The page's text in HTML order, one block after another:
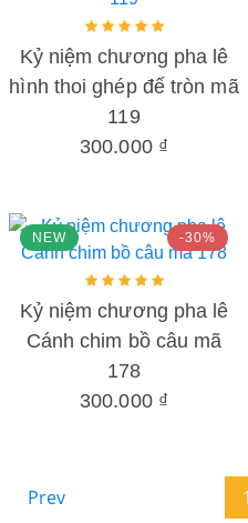
Kỷ niệm chương pha lê
hình thoi ghép đế tròn mã
119
300.000 ₫
NEW -30%
Kỷ niệm chương pha lê
Cánh chim bồ câu mã
178
300.000 ₫
Prev 1